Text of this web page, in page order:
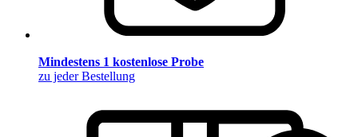
Mindestens 1 kostenlose Probe
zu jeder Bestellung